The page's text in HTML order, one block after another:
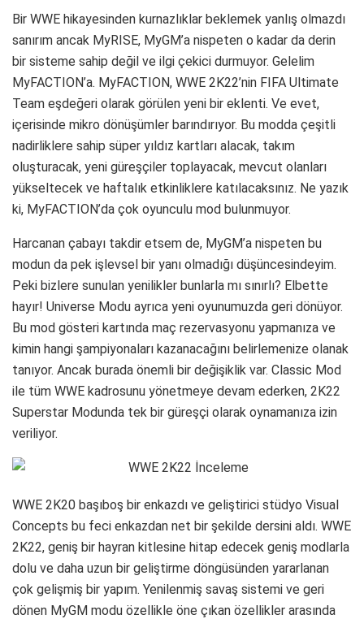
Bir WWE hikayesinden kurnazlıklar beklemek yanlış olmazdı
sanırım ancak MyRISE, MyGM’a nispeten o kadar da derin
bir sisteme sahip değil ve ilgi çekici durmuyor. Gelelim
MyFACTION’a. MyFACTION, WWE 2K22’nin FIFA Ultimate
Team eşdeğeri olarak görülen yeni bir eklenti. Ve evet,
içerisinde mikro dönüşümler barındırıyor. Bu modda çeşitli
nadirliklere sahip süper yıldız kartları alacak, takım
oluşturacak, yeni güreşçiler toplayacak, mevcut olanları
yükseltecek ve haftalık etkinliklere katılacaksınız. Ne yazık
ki, MyFACTION’da çok oyunculu mod bulunmuyor.
Harcanan çabayı takdir etsem de, MyGM’a nispeten bu
modun da pek işlevsel bir yanı olmadığı düşüncesindeyim.
Peki bizlere sunulan yenilikler bunlarla mı sınırlı? Elbette
hayır! Universe Modu ayrıca yeni oyunumuzda geri dönüyor.
Bu mod gösteri kartında maç rezervasyonu yapmanıza ve
kimin hangi şampiyonaları kazanacağını belirlemenize olanak
tanıyor. Ancak burada önemli bir değişiklik var. Classic Mod
ile tüm WWE kadrosunu yönetmeye devam ederken, 2K22
Superstar Modunda tek bir güreşçi olarak oynamanıza izin
veriliyor.
WWE 2K20 başıboş bir enkazdı ve geliştirici stüdyo Visual
Concepts bu feci enkazdan net bir şekilde dersini aldı. WWE
2K22, geniş bir hayran kitlesine hitap edecek geniş modlarla
dolu ve daha uzun bir geliştirme döngüsünden yararlanan
çok gelişmiş bir yapım. Yenilenmiş savaş sistemi ve geri
dönen MyGM modu özellikle öne çıkan özellikler arasında